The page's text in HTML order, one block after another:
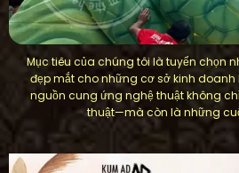
Mục tiêu của chúng tôi là tuyển chọn
đẹp mắt cho những cơ sở kinh doanh
nguồn cung ứng nghệ thuật không
thuật—mà còn là những